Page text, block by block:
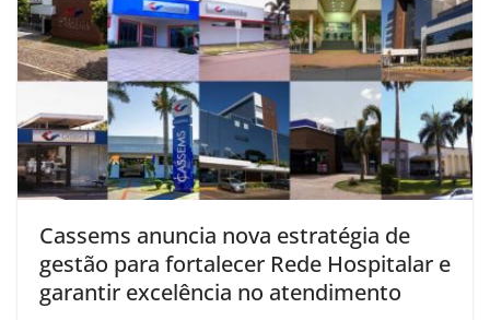
Cassems anuncia nova estratégia de
gestão para fortalecer Rede Hospitalar e
garantir excelência no atendimento